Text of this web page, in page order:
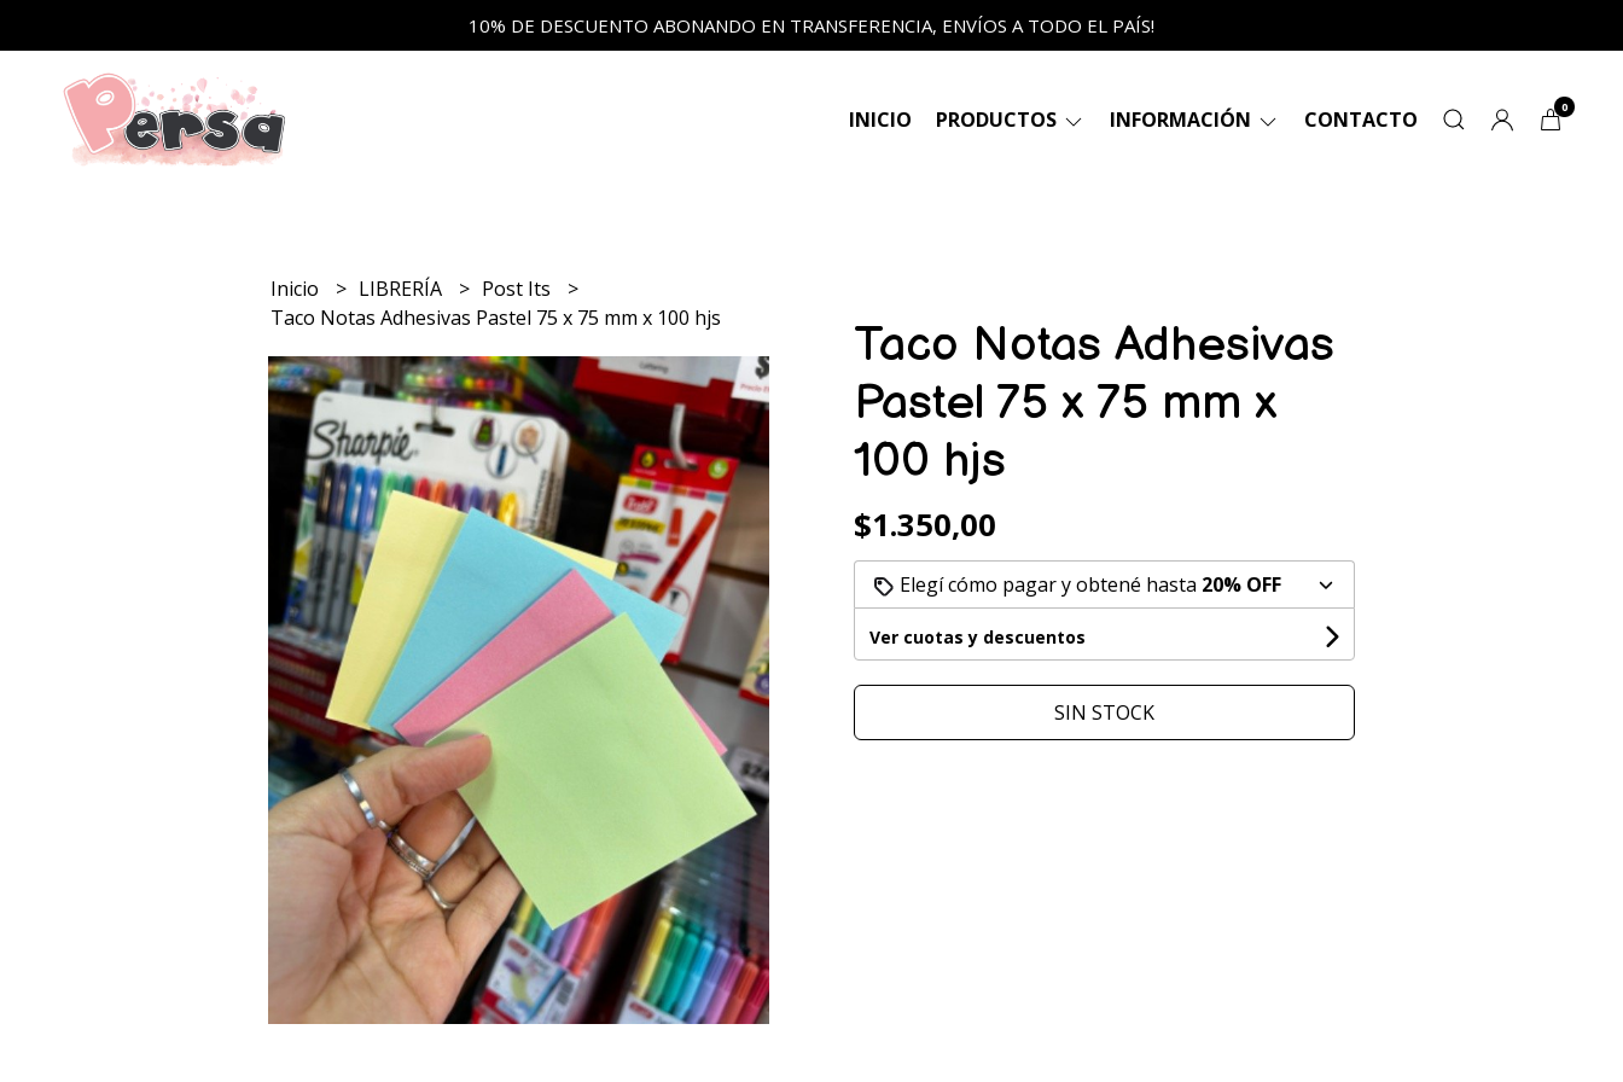
10% DE DESCUENTO ABONANDO EN TRANSFERENCIA, ENVÍOS A TODO EL PAÍS!
INICIO PRODUCTOS INFORMACIÓN CONTACTO 0
Inicio LIBRERÍA
Post Its
Taco Notas Adhesivas Pastel 75 x 75 mm x 100 hjs
Taco Notas Adhesivas
Pastel 75 x 75 mm x
100 hjs
$1.350,00
Elegí cómo pagar y obtené hasta 20% OFF
Ver cuotas y descuentos
SIN STOCK